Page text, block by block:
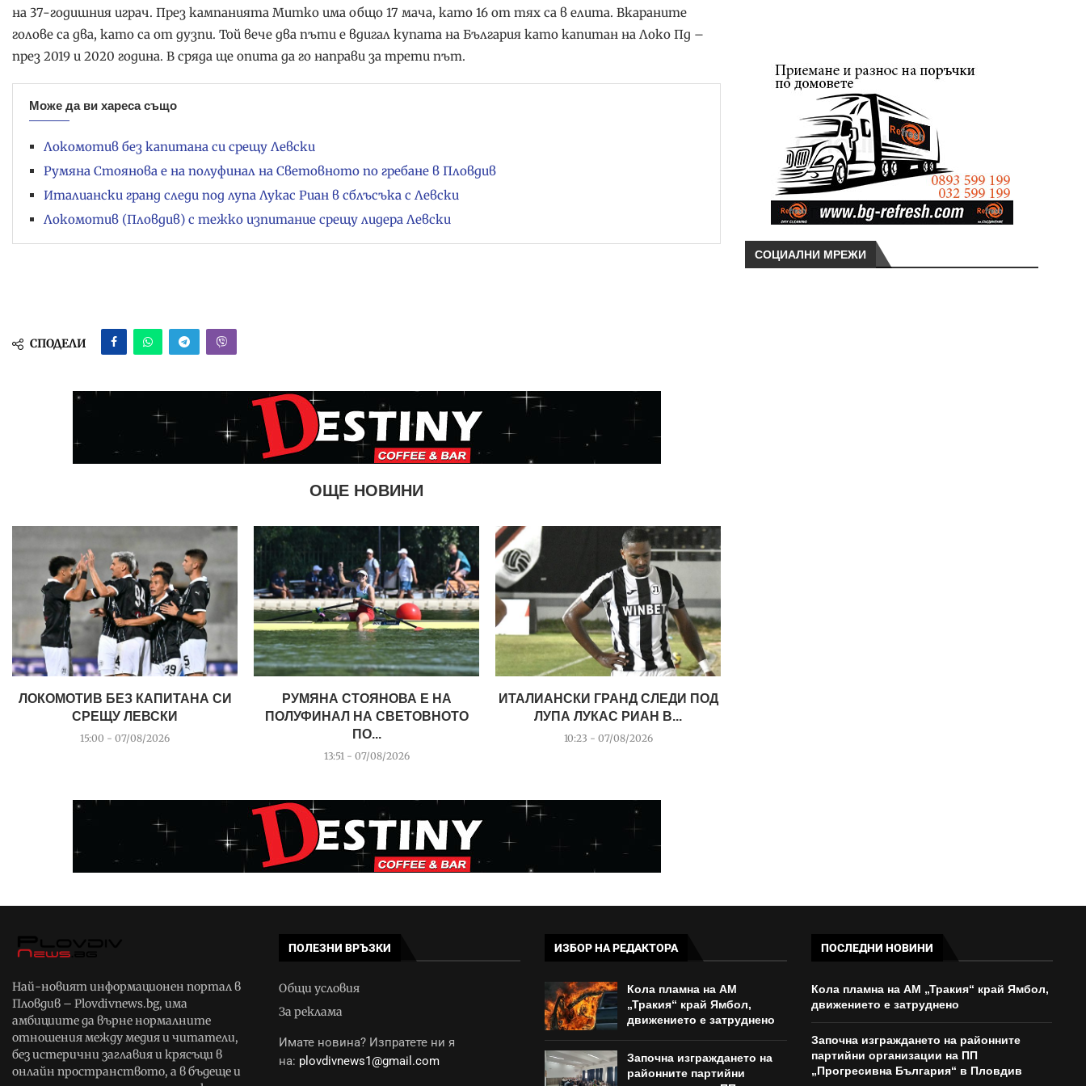
на 37-годишния играч. През кампанията Митко има общо 17 мача, като 16 от тях са в елита. Вкараните
голове са два, като са от дузпи. Той вече два пъти е вдигал купата на България като капитан на Локо Пд –
през 2019 и 2020 година. В сряда ще опита да го направи за трети път.
Може да ви хареса също
Локомотив без капитана си срещу Левски
Румяна Стоянова е на полуфинал на Световното по гребане в Пловдив
Италиански гранд следи под лупа Лукас Риан в сблъсъка с Левски
Локомотив (Пловдив) с тежко изпитание срещу лидера Левски
СПОДЕЛИ
ОЩЕ НОВИНИ
ЛОКОМОТИВ БЕЗ КАПИТАНА СИ
СРЕЩУ ЛЕВСКИ
15:00 - 07/08/2026
РУМЯНА СТОЯНОВА Е НА
ПОЛУФИНАЛ НА СВЕТОВНОТО
ПО...
13:51 - 07/08/2026
ИТАЛИАНСКИ ГРАНД СЛЕДИ ПОД
ЛУПА ЛУКАС РИАН В...
10:23 - 07/08/2026
СОЦИАЛНИ МРЕЖИ
Най-новият информационен портал в
Пловдив – Plovdivnews.bg, има
амбициите да върне нормалните
отношения между медия и читатели,
без истерични заглавия и крясъци в
онлайн пространството, а в бъдеще и
ПОЛЕЗНИ ВРЪЗКИ
Общи условия
За реклама
Имате новина? Изпратете ни я
на: plovdivnews1@gmail.com
ИЗБОР НА РЕДАКТОРА
Кола пламна на АМ
„Тракия“ край Ямбол,
движението е затруднено
Започна изграждането на
районните партийни
ПОСЛЕДНИ НОВИНИ
Кола пламна на АМ „Тракия“ край Ямбол,
движението е затруднено
Започна изграждането на районните
партийни организации на ПП
„Прогресивна България“ в Пловдив